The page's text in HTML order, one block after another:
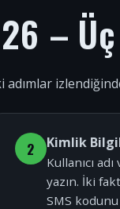
–
2 Kimlik
Kullanıcı
yazın. İki
SMS